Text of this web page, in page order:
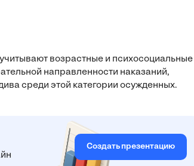
возрастные и психосоциальные
направленности наказаний,
среди этой категории осужденных.
Создать презентацию